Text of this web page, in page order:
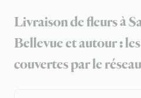
Livraison de fleurs à
Bellevue et autour :
couvertes par le